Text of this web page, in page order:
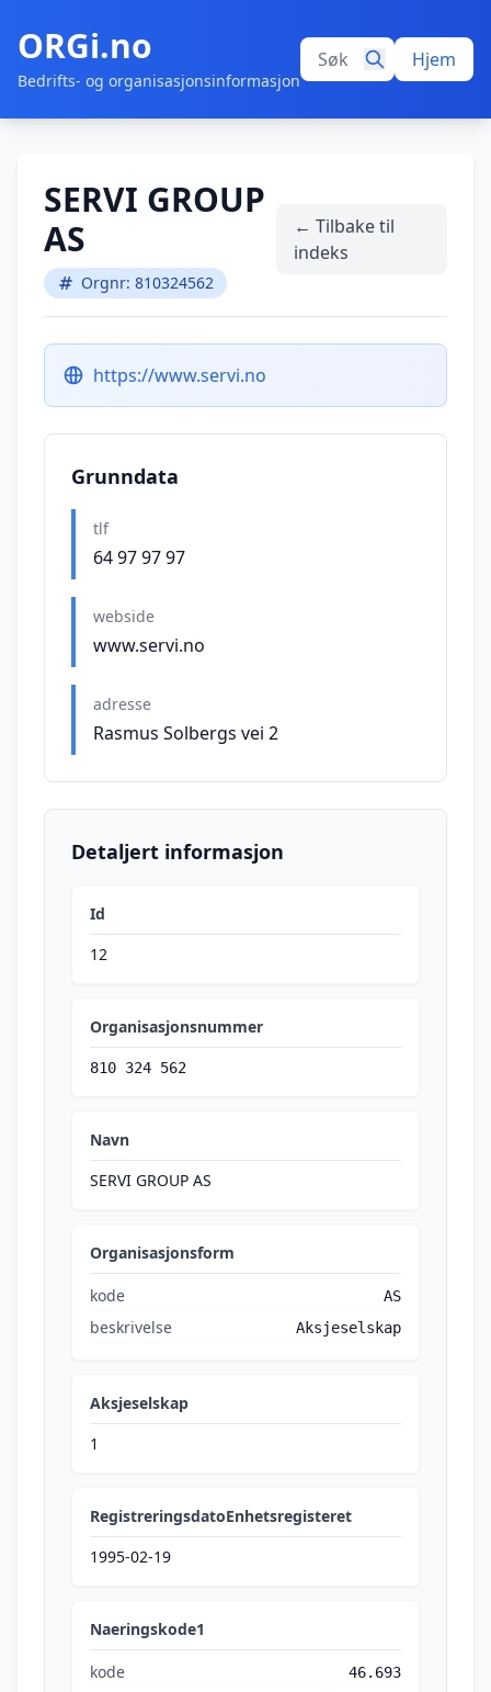
ORGi.no
Bedrifts- og organisasjonsinformasjon
Hjem
SERVI GROUP
AS
Orgnr: 810324562
← Tilbake til
indeks
https://www.servi.no
Grunndata
tlf
64 97 97 97
webside
www.servi.no
adresse
Rasmus Solbergs vei 2
Detaljert informasjon
Id
12
Organisasjonsnummer
810 324 562
Navn
SERVI GROUP AS
Organisasjonsform
kode AS
beskrivelse Aksjeselskap
Aksjeselskap
1
RegistreringsdatoEnhetsregisteret
1995-02-19
Naeringskode1
kode 46.693